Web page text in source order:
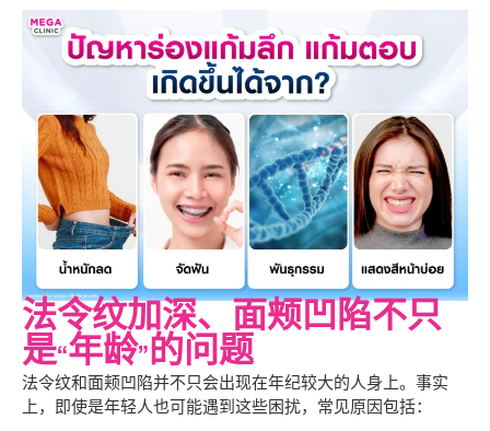
法令纹加深、面颊凹陷不只
是“年龄”的问题
法令纹和面颊凹陷并不只会出现在年纪较大的人身上。事实
上，即使是年轻人也可能遇到这些困扰，常见原因包括：